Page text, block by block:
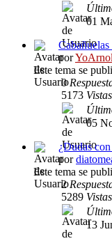
01
por
Este tema se
0
5173 Vistas
05
¿Dudas
por
Este tema se
2
5289 Vistas
13